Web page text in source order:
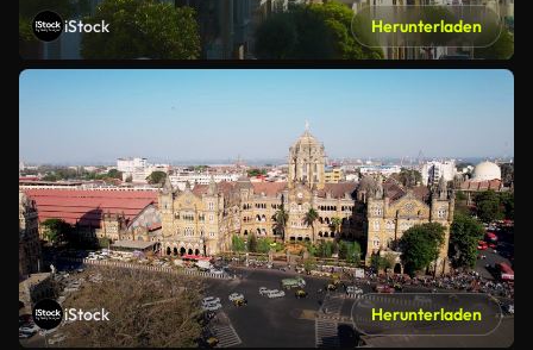
iStock Herunterladen
iStock Herunterladen